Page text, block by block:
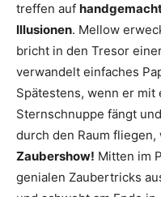
treffen auf
Illusionen. Mellow
bricht in den Tresor
verwandelt einfaches
Spätestens, wenn er
Sternschnuppe fängt
durch den Raum fliegen,
Zaubershow! Mitten im
genialen Zaubertricks